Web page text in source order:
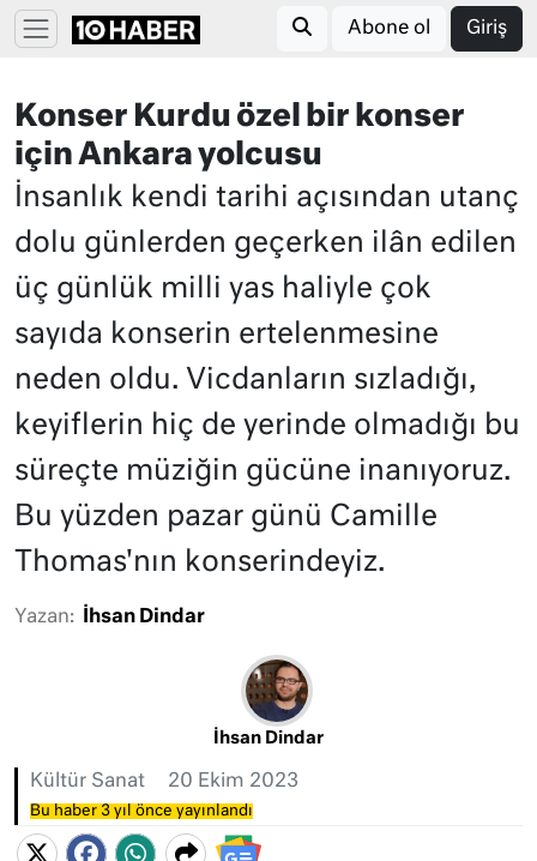
Abone ol Giriş
Konser Kurdu özel bir konser
için Ankara yolcusu
İnsanlık kendi tarihi açısından utanç
dolu günlerden geçerken ilân edilen
üç günlük milli yas haliyle çok
sayıda konserin ertelenmesine
neden oldu. Vicdanların sızladığı,
keyiflerin hiç de yerinde olmadığı bu
süreçte müziğin gücüne inanıyoruz.
Bu yüzden pazar günü Camille
Thomas'nın konserindeyiz.
Yazan: İhsan Dindar
İhsan Dindar
Kültür Sanat 20 Ekim 2023
Bu haber 3 yıl önce yayınlandı